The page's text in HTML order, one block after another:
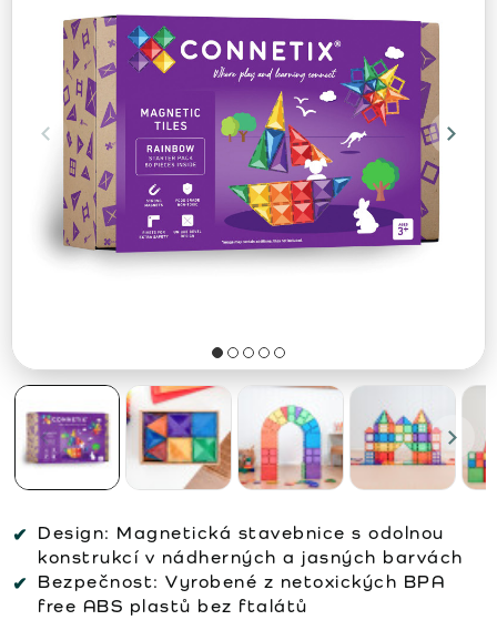
Design: Magnetická stavebnice s odolnou
konstrukcí v nádherných a jasných barvách
Bezpečnost: Vyrobené z netoxických BPA
free ABS plastů bez ftalátů